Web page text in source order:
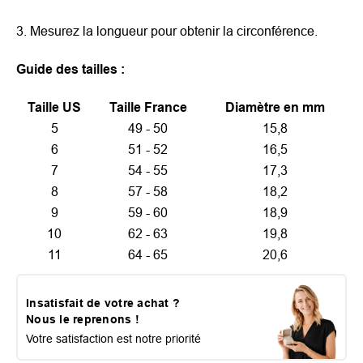
3. Mesurez la longueur pour obtenir la circonférence.
Guide des tailles :
Taille US Taille France
Diamètre en mm
5
49 - 50
15,8
6
51 - 52
16,5
7
54 - 55
17,3
8
57 - 58
18,2
9
59 - 60
18,9
10
62 - 63
19,8
11
64 - 65 20,6
Insatisfait de votre achat ?
Nous le reprenons !
Votre satisfaction est notre priorité